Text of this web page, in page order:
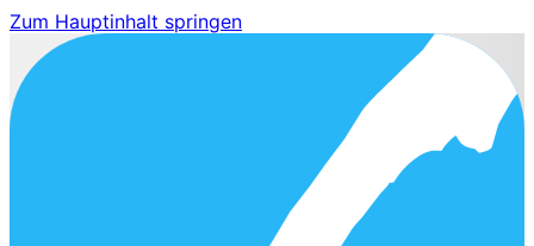
Zum Hauptinhalt springen